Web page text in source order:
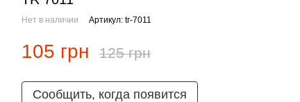
Нет в наличии Артикул: tr-7011
105 грн 125 грн
Сообщить, когда появится